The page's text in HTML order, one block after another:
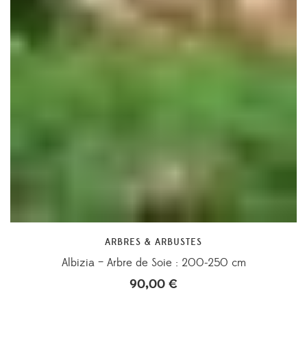
ARBRES & ARBUSTES
Albizia – Arbre de Soie : 200-250 cm
90,00 €